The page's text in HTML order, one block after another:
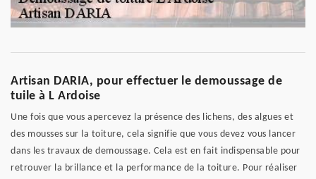
Artisan DARIA, pour effectuer le demoussage de
tuile à L Ardoise
Une fois que vous apercevez la présence des lichens, des algues et
des mousses sur la toiture, cela signifie que vous devez vous lancer
dans les travaux de demoussage. Cela est en fait indispensable pour
retrouver la brillance et la performance de la toiture. Pour réaliser